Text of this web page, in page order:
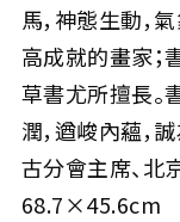
馬，神態生動，
高成就的畫家；
草書尤所擅長。
潤，遒峻內蘊，
古分會主席、北
68.7×45.6cm